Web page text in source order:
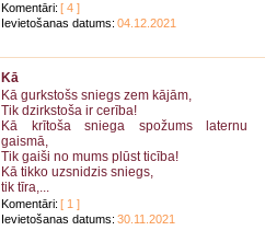
Komentāri: [ 4 ]
Ievietošanas datums: 04.12.2021
Kā
Kā gurkstošs sniegs zem kājām,
Tik dzirkstoša ir cerība!
Kā krītoša sniega spožums laternu
gaismā,
Tik gaiši no mums plūst ticība!
Kā tikko uzsnidzis sniegs,
tik tīra,...
Komentāri: [ 1 ]
Ievietošanas datums: 30.11.2021